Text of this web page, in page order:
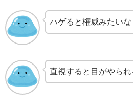
ハゲると権威みたい
直視すると目がやら